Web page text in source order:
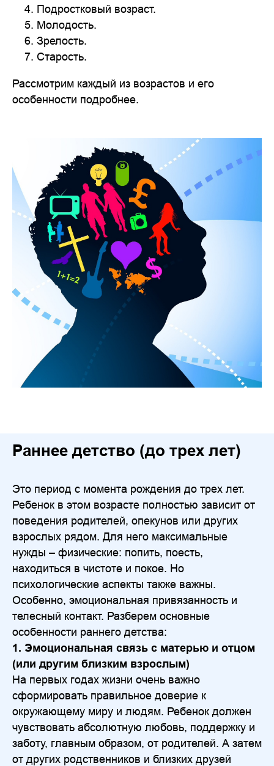
Подростковый возраст.
Молодость.
Зрелость.
Старость.
Рассмотрим каждый из возрастов и его
особенности подробнее.
Раннее детство (до трех лет)
Это период с момента рождения до трех лет.
Ребенок в этом возрасте полностью зависит от
поведения родителей, опекунов или других
взрослых рядом. Для него максимальные
нужды – физические: попить, поесть,
находиться в чистоте и покое. Но
психологические аспекты также важны.
Особенно, эмоциональная привязанность и
телесный контакт. Разберем основные
особенности раннего детства:
1. Эмоциональная связь с матерью и отцом
(или другим близким взрослым)
На первых годах жизни очень важно
сформировать правильное доверие к
окружающему миру и людям. Ребенок должен
чувствовать абсолютную любовь, поддержку и
заботу, главным образом, от родителей. А затем
от других родственников и близких друзей